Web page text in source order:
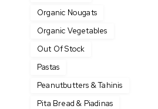
Organic Nougats
Organic Vegetables
Out Of Stock
Pastas
Peanutbutters & Tahinis
Pita Bread & Piadinas